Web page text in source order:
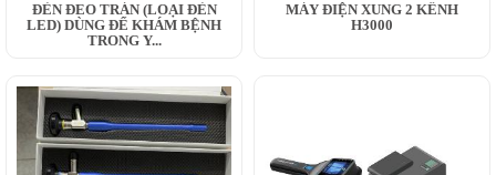
ĐÈN ĐEO TRÁN (LOẠI ĐÈN
LED) DÙNG ĐỂ KHÁM BỆNH
TRONG Y...
MÁY ĐIỆN XUNG 2 KÊNH
H3000